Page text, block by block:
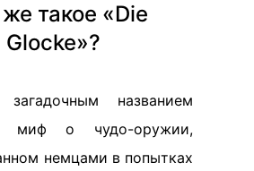
такое «Die
Glocke»?
названием
миф о чудо-оружии,
немцами в попытках